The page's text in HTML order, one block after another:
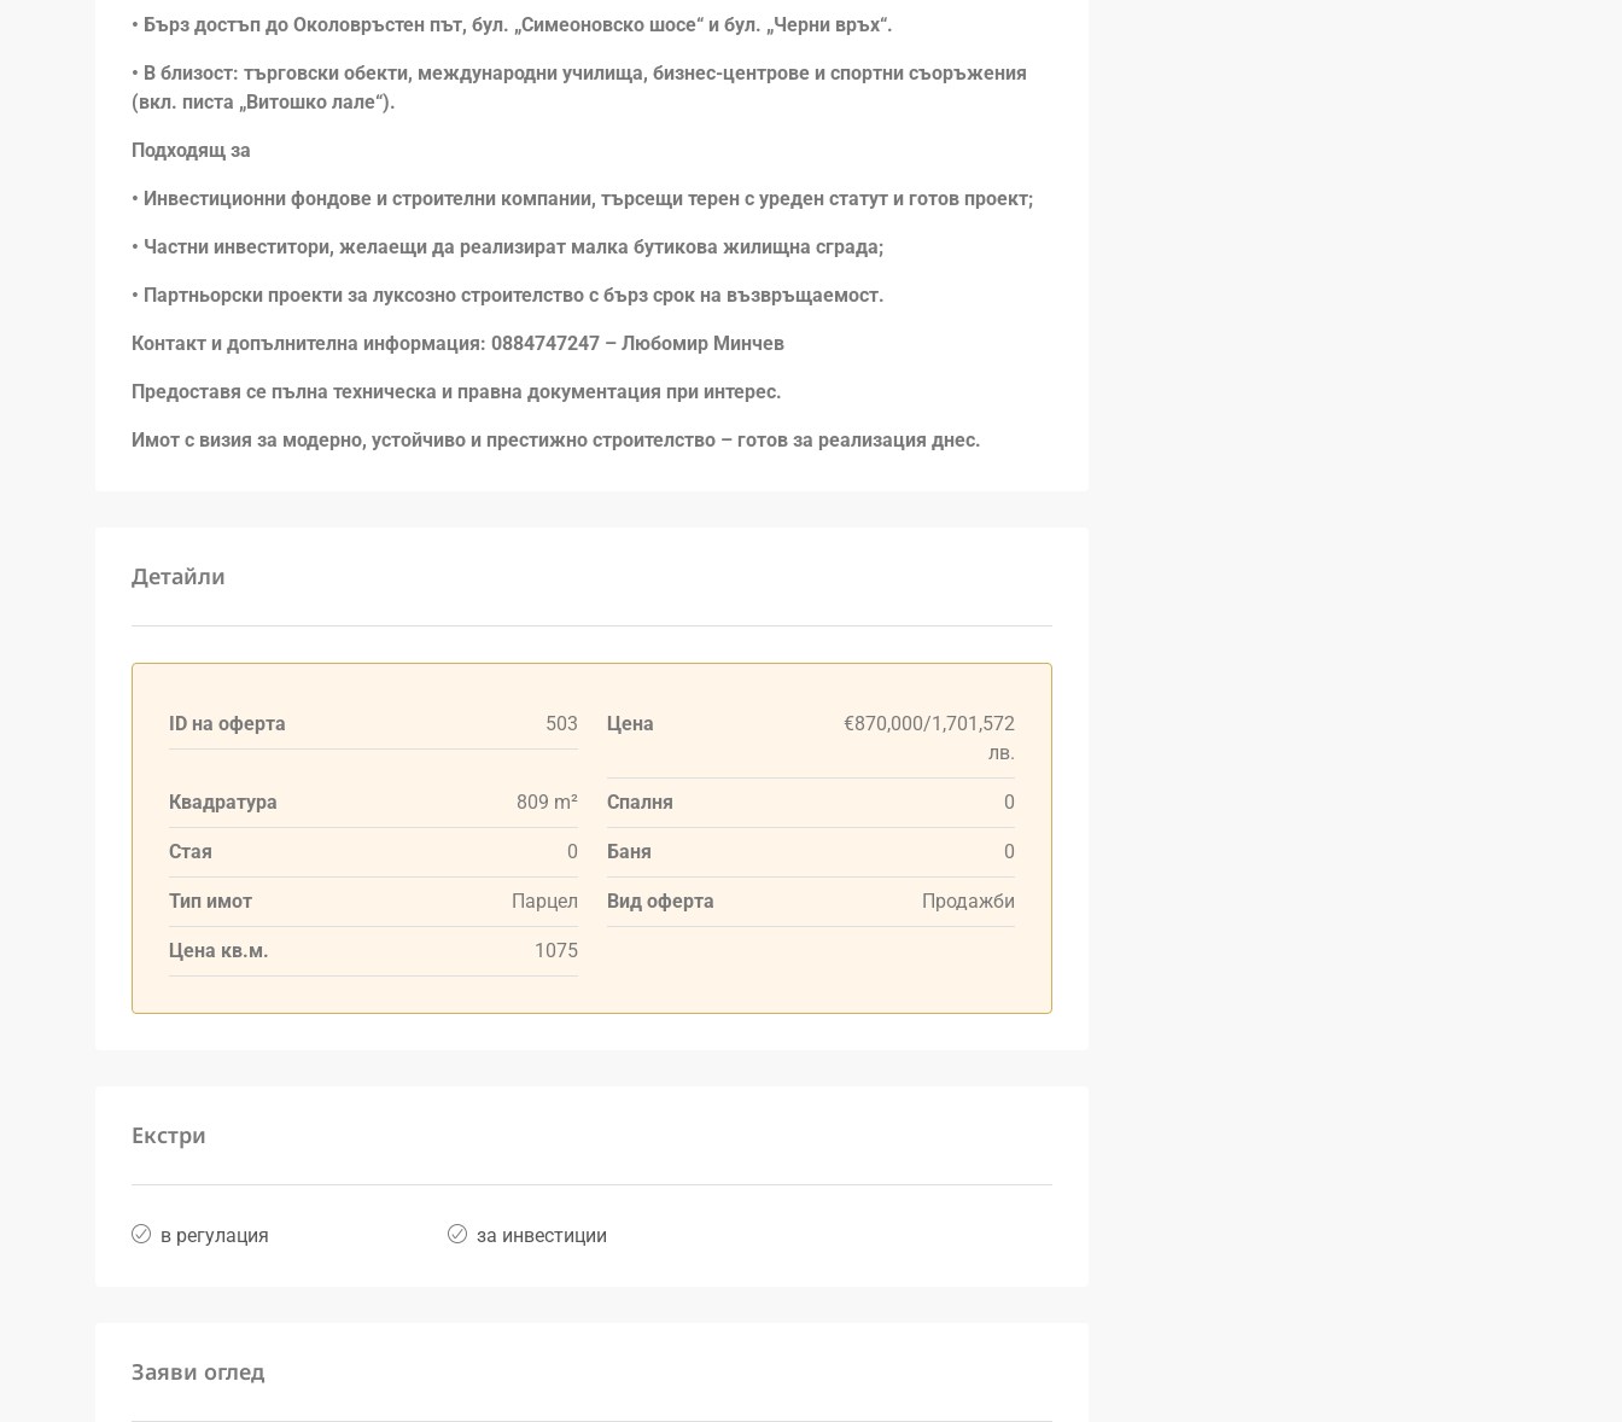
• Бърз достъп до Околовръстен път, бул. „Симеоновско шосе“ и бул. „Черни връх“.
• В близост: търговски обекти, международни училища, бизнес-центрове и спортни съоръжения
(вкл. писта „Витошко лале“).
Подходящ за
• Инвестиционни фондове и строителни компании, търсещи терен с уреден статут и готов проект;
• Частни инвеститори, желаещи да реализират малка бутикова жилищна сграда;
• Партньорски проекти за луксозно строителство с бърз срок на възвръщаемост.
Контакт и допълнителна информация: 0884747247 – Любомир Минчев
Предоставя се пълна техническа и правна документация при интерес.
Имот с визия за модерно, устойчиво и престижно строителство – готов за реализация днес.
Детайли
ID на оферта 503 Цена
€870,000/1,701,572
лв.
Квадратура 809 m² Спалня 0
Стая 0 Баня 0
Тип имот Парцел Вид оферта Продажби
Цена кв.м. 1075
Екстри
в регулация за инвестиции
Заяви оглед